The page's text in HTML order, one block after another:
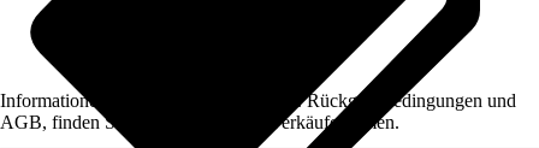
Informationen des Verkäufers, wie z. B. Rückgabebedingungen und
AGB, finden Sie bei Klick auf den Verkäufernamen.